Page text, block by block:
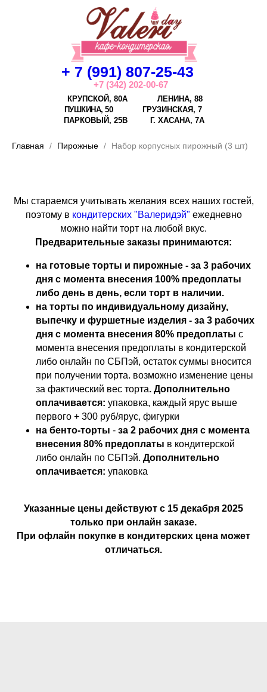
+ 7 (991) 807-25-43
КРУПСКОЙ, 80А
ЛЕНИНА, 88
ПУШКИНА, 50
ГРУЗИНСКАЯ, 7
Г. ХАСАНА, 7А
ПАРКОВЫЙ, 25В
+7 (342) 202-00-67
Главная Пирожные Набор корпусных пирожный (3 шт)
Мы стараемся учитывать желания всех наших гостей,
поэтому в кондитерских "Валеридэй" ежедневно
можно найти торт на любой вкус.
Предварительные заказы принимаются:
на готовые торты и пирожные - за 3 рабочих
дня с момента внесения 100% предоплаты
либо день в день, если торт в наличии.
на торты по индивидуальному дизайну,
выпечку и фуршетные изделия - за 3 рабочих
дня с момента внесения 80% предоплаты с
момента внесения предоплаты в кондитерской
либо онлайн по СБПэй, остаток суммы вносится
при получении торта. возможно изменение цены
за фактический вес торта. Дополнительно
оплачивается: упаковка, каждый ярус выше
первого + 300 руб/ярус, фигурки
на бенто-торты - за 2 рабочих дня с момента
внесения 80% предоплаты в кондитерской
либо онлайн по СБПэй. Дополнительно
оплачивается: упаковка
Указанные цены действуют с 15 декабря 2025
только при онлайн заказе.
При офлайн покупке в кондитерских цена может
отличаться.